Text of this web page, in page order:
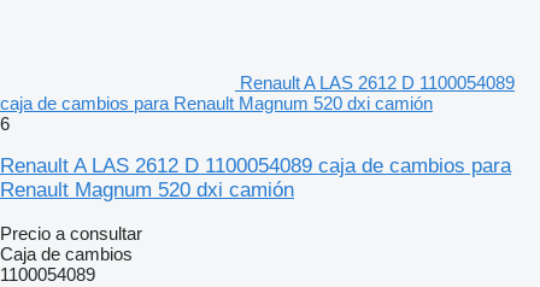
Renault A LAS 2612 D 1100054089
caja de cambios para Renault Magnum 520 dxi camión
6
Renault A LAS 2612 D 1100054089 caja de cambios para
Renault Magnum 520 dxi camión
Precio a consultar
Caja de cambios
1100054089